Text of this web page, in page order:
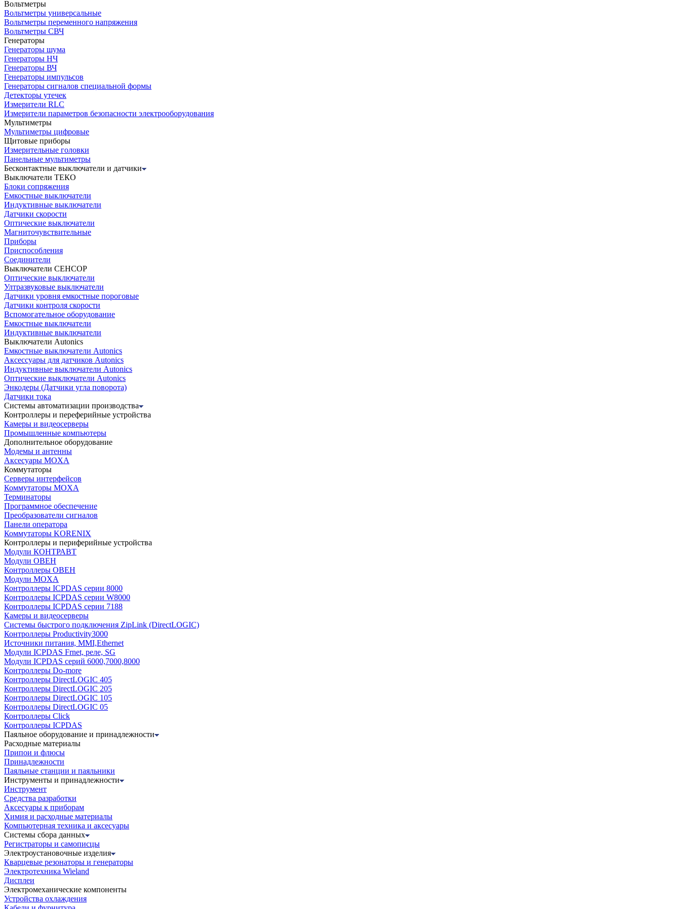
Вольтметры
Вольтметры универсальные
Вольтметры переменного напряжения
Вольтметры СВЧ
Генераторы
Генераторы шума
Генераторы НЧ
Генераторы ВЧ
Генераторы импульсов
Генераторы сигналов специальной формы
Детекторы утечек
Измерители RLC
Измерители параметров безопасности электрооборудования
Мультиметры
Мультиметры цифровые
Щитовые приборы
Измерительные головки
Панельные мультиметры
Бесконтактные выключатели и датчики
Выключатели ТЕКО
Блоки сопряжения
Емкостные выключатели
Индуктивные выключатели
Датчики скорости
Оптические выключатели
Магниточувствительные
Приборы
Приспособления
Соединители
Выключатели СЕНСОР
Оптические выключатели
Ултразвуковые выключатели
Датчики уровня емкостные пороговые
Датчики контроля скорости
Вспомогательное оборудование
Емкостные выключатели
Индуктивные выключатели
Выключатели Autonics
Емкостные выключатели Autonics
Аксессуары для датчиков Autonics
Индуктивные выключатели Autonics
Оптические выключатели Autonics
Энкодеры (Датчики угла поворота)
Датчики тока
Системы автоматизации производства
Контроллеры и переферийные устройства
Камеры и видеосерверы
Промышленные компьютеры
Дополнительное оборудование
Модемы и антенны
Аксесуары MOXA
Коммутаторы
Серверы интерфейсов
Коммутаторы MOXA
Терминаторы
Программное обеспечение
Преобразователи сигналов
Панели оператора
Коммутаторы KORENIX
Контроллеры и периферийные устройства
Модули КОНТРАВТ
Модули ОВЕН
Контроллеры ОВЕН
Модули MOXA
Контроллеры ICPDAS серии 8000
Контроллеры ICPDAS серии W8000
Контроллеры ICPDAS серии 7188
Камеры и видеосерверы
Системы быстрого подключения ZipLink (DirectLOGIC)
Контроллеры Productivity3000
Источники питания, MMI,Ethernet
Модули ICPDAS Frnet, реле, SG
Модули ICPDAS серий 6000,7000,8000
Контроллеры Do-more
Контроллеры DirectLOGIC 405
Контроллеры DirectLOGIC 205
Контроллеры DirectLOGIC 105
Контроллеры DirectLOGIC 05
Контроллеры Click
Контроллеры ICPDAS
Паяльное оборудование и принадлежности
Расходные материалы
Припои и флюсы
Принадлежности
Паяльные станции и паяльники
Инструменты и принадлежности
Инструмент
Средства разработки
Аксесуары к приборам
Химия и расходные материалы
Компьютерная техника и аксесуары
Системы сбора данных
Регистраторы и самописцы
Электроустановочные изделия
Кварцевые резонаторы и генераторы
Электротехника Wieland
Дисплеи
Электромеханические компоненты
Устройства охлаждения